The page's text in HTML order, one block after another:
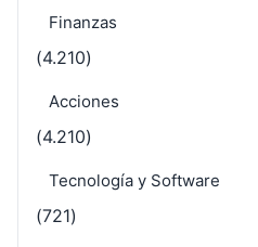
Finanzas
(4.210)
Acciones
(4.210)
Tecnología y Software
(721)